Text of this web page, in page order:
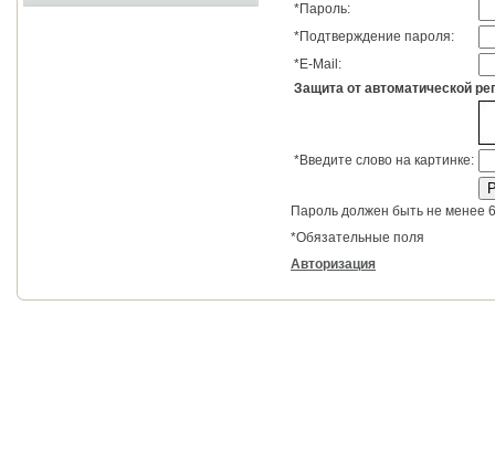
*Пароль:
*Подтверждение пароля:
*E-Mail:
Защита от автоматической
*Введите слово на картинке:
Пароль должен быть не менее
*Обязательные поля
Авторизация